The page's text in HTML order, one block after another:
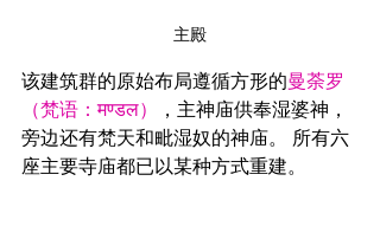
主殿
该建筑群的原始布局遵循方形的曼荼罗
（梵语：मण्डल）
，主神庙供奉湿婆神，
旁边还有梵天和毗湿奴的神庙。 所有六
座主要寺庙都已以某种方式重建。